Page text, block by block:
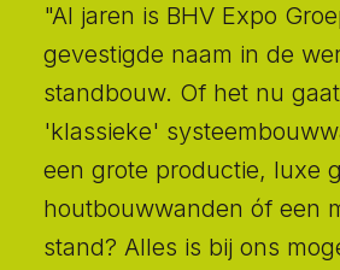
"Al jaren is BHV Expo
gevestigde naam in de
standbouw. Of het nu
'klassieke'
een grote productie, luxe
houtbouwwanden óf een
stand? Alles is bij ons